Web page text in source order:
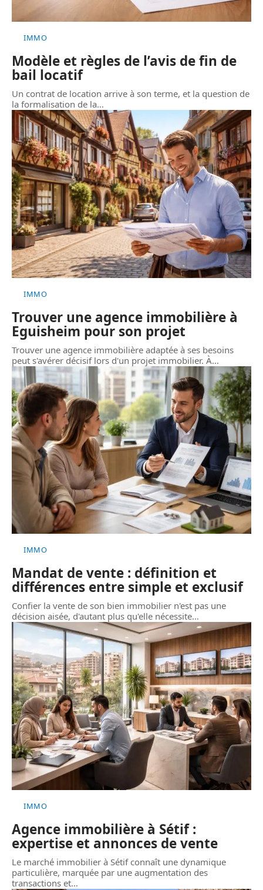
IMMO
Modèle et règles de l’avis de fin de
bail locatif
Un contrat de location arrive à son terme, et la question de
la formalisation de la…
IMMO
Trouver une agence immobilière à
Eguisheim pour son projet
Trouver une agence immobilière adaptée à ses besoins
peut s'avérer décisif lors d'un projet immobilier. À…
IMMO
Mandat de vente : définition et
différences entre simple et exclusif
Confier la vente de son bien immobilier n'est pas une
décision aisée, d'autant plus qu'elle nécessite…
IMMO
Agence immobilière à Sétif :
expertise et annonces de vente
Le marché immobilier à Sétif connaît une dynamique
particulière, marquée par une augmentation des
transactions et…